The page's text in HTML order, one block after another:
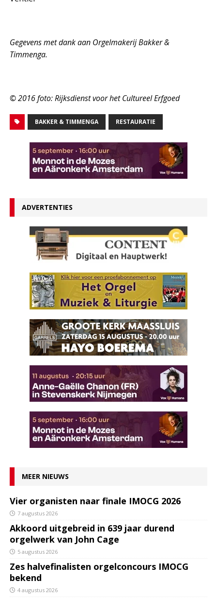
Gegevens met dank aan Orgelmakerij Bakker &
Timmenga.
© 2016 foto: Rijksdienst voor het Cultureel Erfgoed
BAKKER & TIMMENGA RESTAURATIE
ADVERTENTIES
MEER NIEUWS
Vier organisten naar finale IMOCG 2026
7 augustus 2026
Akkoord uitgebreid in 639 jaar durend
orgelwerk van John Cage
5 augustus 2026
Zes halvefinalisten orgelconcours IMOCG
bekend
4 augustus 2026